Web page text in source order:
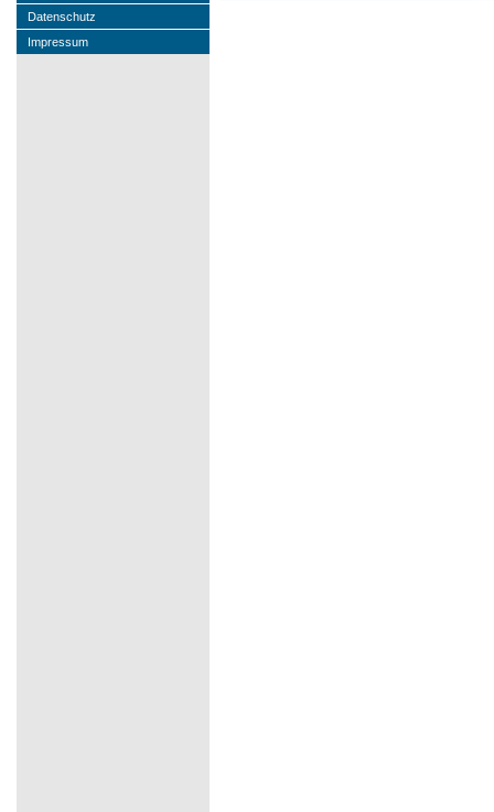
Datenschutz
Impressum